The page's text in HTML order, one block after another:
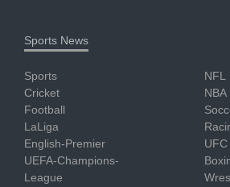
Sports News
Sports
Cricket
Football
LaLiga
English-Premier
UEFA-Champions-
League
NFL
NBA
UFC